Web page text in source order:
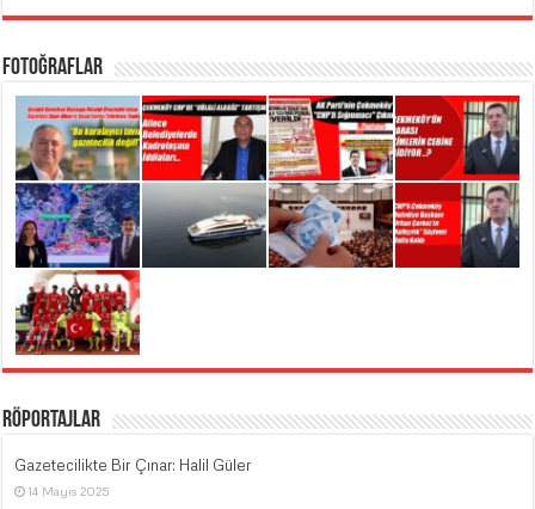
Fotoğraflar
Röportajlar
Gazetecilikte Bir Çınar: Halil Güler
14 Mayıs 2025